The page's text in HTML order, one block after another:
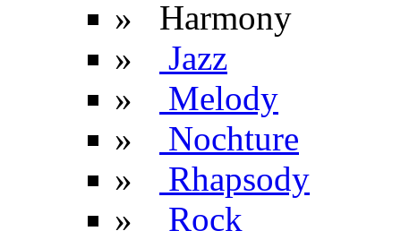
» Harmony
»
Jazz
»
Melody
»
Nochture
»
Rhapsody
»
Rock